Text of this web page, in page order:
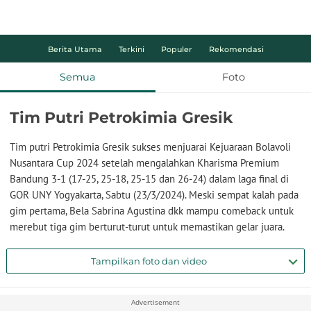
Berita Utama Terkini Populer Rekomendasi
Semua Foto
Tim Putri Petrokimia Gresik
Tim putri Petrokimia Gresik sukses menjuarai Kejuaraan Bolavoli
Nusantara Cup 2024 setelah mengalahkan Kharisma Premium
Bandung 3-1 (17-25, 25-18, 25-15 dan 26-24) dalam laga final di
GOR UNY Yogyakarta, Sabtu (23/3/2024). Meski sempat kalah pada
gim pertama, Bela Sabrina Agustina dkk mampu comeback untuk
merebut tiga gim berturut-turut untuk memastikan gelar juara.
Tampilkan foto dan video
Advertisement